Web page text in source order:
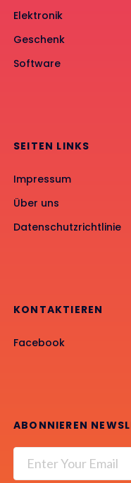
Elektronik
Geschenk
Software
SEITEN LINKS
Impressum
Über uns
Datenschutzrichtlinie
KONTAKTIEREN
Facebook
ABONNIEREN